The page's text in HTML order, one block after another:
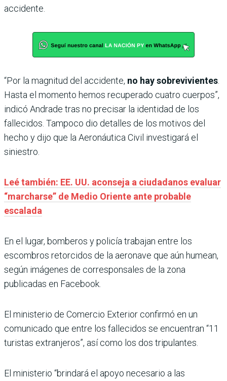
accidente.
“Por la magnitud del accidente, no hay sobrevivientes
Hasta el momento hemos recuperado cuatro cuerpos”,
indicó Andrade tras no precisar la identidad de los
fallecidos. Tampoco dio detalles de los motivos del
hecho y dijo que la Aeronáutica Civil investigará el
siniestro.
Leé también: EE. UU. aconseja a ciudadanos evaluar
“marcharse” de Medio Oriente ante probable
escalada
En el lugar, bomberos y policía trabajan entre los
escombros retorcidos de la aeronave que aún humean,
según imágenes de corresponsales de la zona
publicadas en Facebook.
El ministerio de Comercio Exterior confirmó en un
comunicado que entre los fallecidos se encuentran “11
turistas extranjeros”, así como los dos tripulantes.
El ministerio “brindará el apoyo necesario a las